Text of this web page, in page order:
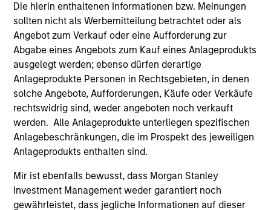
Die hierin enthaltenen Informationen bzw. Meinungen
sollten nicht als Werbemitteilung betrachtet oder als
Angebot zum Verkauf oder eine Aufforderung zur
Abgabe eines Angebots zum Kauf eines Anlageprodukts
ausgelegt werden; ebenso dürfen derartige
Anlageprodukte Personen in Rechtsgebieten, in denen
solche Angebote, Aufforderungen, Käufe oder Verkäufe
rechtswidrig sind, weder angeboten noch verkauft
werden. Alle Anlageprodukte unterliegen spezifischen
Anlagebeschränkungen, die im Prospekt des jeweiligen
Anlageprodukts enthalten sind.
Mir ist ebenfalls bewusst, dass Morgan Stanley
Investment Management weder garantiert noch
gewährleistet, dass jegliche Informationen auf dieser
erhältlich. Die Schweizer Vertretung ist Carnegie Fund
Services S.A., 11, rue du Général-Dufour, 1204 Genf,
Schweiz. Die Schweizer Zahlstelle ist Banque Cantonale
de Genève, 17, quai de l’Ile, 1204 Genf, Schweiz.
Beendet die Verwaltungsgesellschaft des entsprechenden
Fonds ihre Vereinbarung zur Vermarktung dieses Fonds in
einem Land des EWR, in dem dieser für den Verkauf
registriert ist, so geschieht dies in Übereinstimmung mit
den OGAW-Vorschriften.
Mit dem Fonds verbundene Begriffe und
Begriffsbestimmungen können Sie unserer Seite mit
demGlossarentnehmen.
Performanceangaben werden auf Basis der
Nettoinventarwerte (NAV) und abzüglich Gebühren
berechnet. Provisionen und Kosten, die bei der Ausgabe